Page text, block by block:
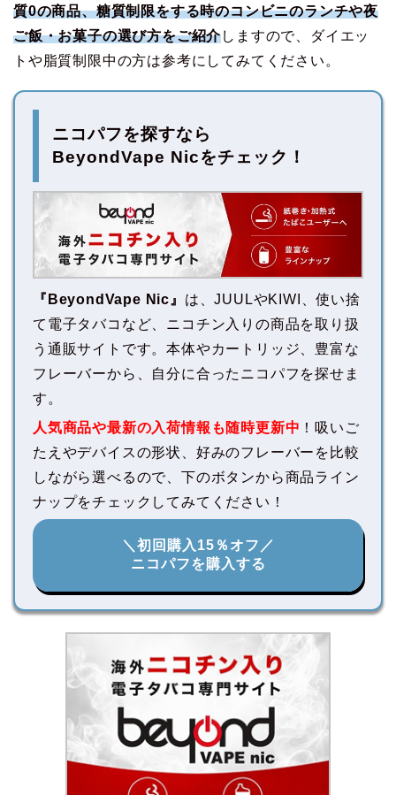
質0の商品、糖質制限をする時のコンビニのランチや夜
ご飯・お菓子の選び方をご紹介しますので、ダイエッ
トや脂質制限中の方は参考にしてみてください。
ニコパフを探すなら
BeyondVape Nicをチェック！
『BeyondVape Nic』 は、JUULやKIWI、使い捨
て電子タバコなど、ニコチン入りの商品を取り扱
う通販サイトです。本体やカートリッジ、豊富な
フレーバーから、自分に合ったニコパフを探せま
す。
人気商品や最新の入荷情報も随時更新中 ！吸いご
たえやデバイスの形状、好みのフレーバーを比較
しながら選べるので、下のボタンから商品ライン
ナップをチェックしてみてください！
＼初回購入15％オフ／
ニコパフを購入する